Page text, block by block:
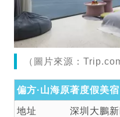
（圖片來源：
偏方·山海原著度假美宿
地址
深圳大鵬